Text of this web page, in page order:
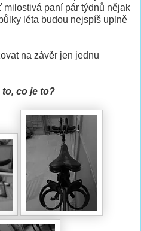
paní pár týdnů nějak
léta budou nejspíš uplně
na závěr jen jednu
to, co je to?